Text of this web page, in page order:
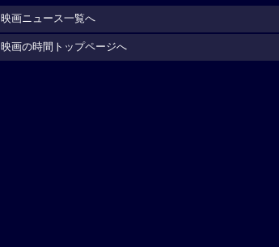
映画ニュース一覧へ
映画の時間トップページへ